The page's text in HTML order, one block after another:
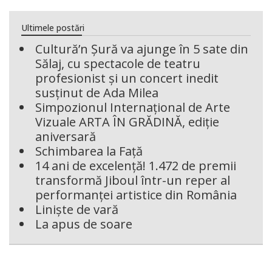
Ultimele postări
Cultură’n Șură va ajunge în 5 sate din
Sălaj, cu spectacole de teatru
profesionist și un concert inedit
susținut de Ada Milea
Simpozionul Internațional de Arte
Vizuale ARTA ÎN GRĂDINĂ, ediție
aniversară
Schimbarea la Față
14 ani de excelență! 1.472 de premii
transformă Jiboul într-un reper al
performanței artistice din România
Liniște de vară
La apus de soare